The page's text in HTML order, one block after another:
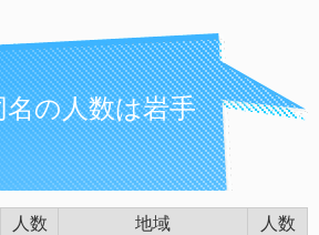
の人数は岩手
人数 地域
人数